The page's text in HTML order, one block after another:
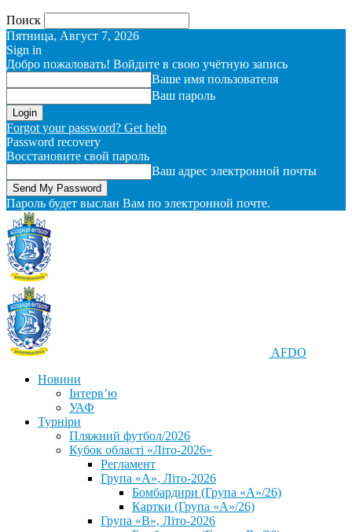
Поиск
Пятница, Август 7, 2026
Sign in
Добро пожаловать! Войдите в свою учётную запись
Ваше имя пользователя
Ваш пароль
Forgot your password? Get help
Password recovery
Восстановите свой пароль
Ваш адрес электронной почты
Пароль будет выслан Вам по электронной почте.
AFDO
Новини
Інтерв’ю
УАФ
Турніри
Пляжний футбол/2026
Кубок області «Літо-2026»
Регламент
Група «А», Літо-2026
Бомбардири (Група «А»/26)
Картки (Група «А»/26)
Група «В», Літо-2026